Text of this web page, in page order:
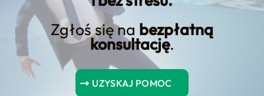
Zgłoś się na bezpłatną
konsultację.
UZYSKAJ POMOC
od rodziny można
uwzględnić klauzule dotyczące
ewentualnych sankcjiza nieterminową spłatę. Można ⁢określić
wysokość odsetek za opóźnienie lub ustalić dodatkowe kary